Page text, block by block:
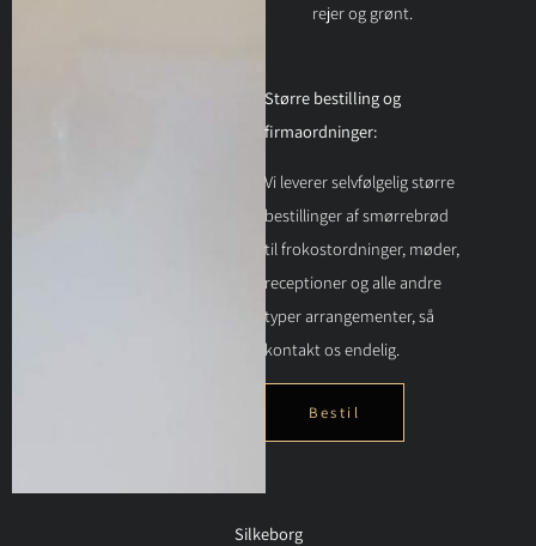
rejer og grønt.
Større bestilling og
firmaordninger:
Vi leverer selvfølgelig større
bestillinger af smørrebrød
til frokostordninger, møder,
receptioner og alle andre
typer arrangementer, så
kontakt os endelig.
Bestil
Silkeborg